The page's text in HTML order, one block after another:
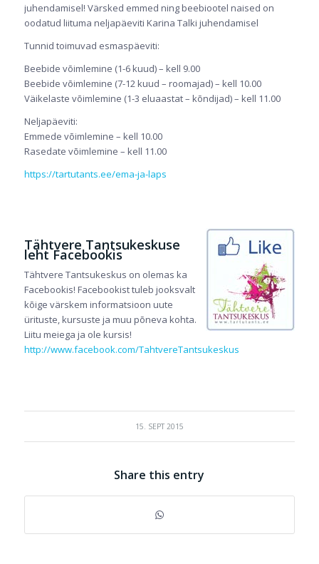
juhendamisel! Värsked emmed ning beebiootel naised on
oodatud liituma neljapäeviti Karina Talki juhendamisel
Tunnid toimuvad esmaspäeviti:
Beebide võimlemine (1-6 kuud) – kell 9.00
Beebide võimlemine (7-12 kuud – roomajad) – kell 10.00
Väikelaste võimlemine (1-3 eluaastat – kõndijad) – kell 11.00
Neljapäeviti:
Emmede võimlemine – kell 10.00
Rasedate võimlemine – kell 11.00
https://tartutants.ee/ema-ja-laps
Tähtvere Tantsukeskuse
leht Facebookis
Tähtvere Tantsukeskus on olemas ka
Facebookis! Facebookist tuleb jooksvalt
kõige värskem informatsioon uute
ürituste, kursuste ja muu põneva kohta.
Liitu meiega ja ole kursis!
http://www.facebook.com/TahtvereTantsukeskus
15. SEPT 2015
Share this entry